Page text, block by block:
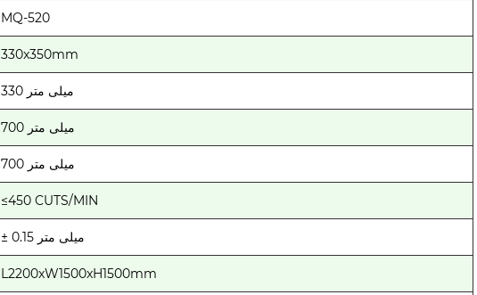
MQ-520
330x350mm
330 میلی متر
700 میلی متر
700 میلی متر
≤450 CUTS/MIN
± 0.15 میلی متر
L2200xW1500xH1500mm